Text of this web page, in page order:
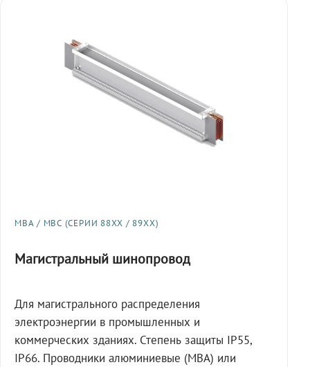
МВА / МВС (СЕРИИ 88XX / 89XX)
Магистральный шинопровод
Для магистрального распределения
электроэнергии в промышленных и
коммерческих зданиях. Степень защиты IP55,
IP66. Проводники алюминиевые (МВА) или